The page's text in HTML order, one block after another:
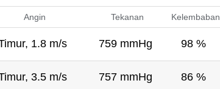
Angin Tekanan Kelembaban
1.8 m/s 759 mmHg 98 %
3.5 m/s 757 mmHg 86 %